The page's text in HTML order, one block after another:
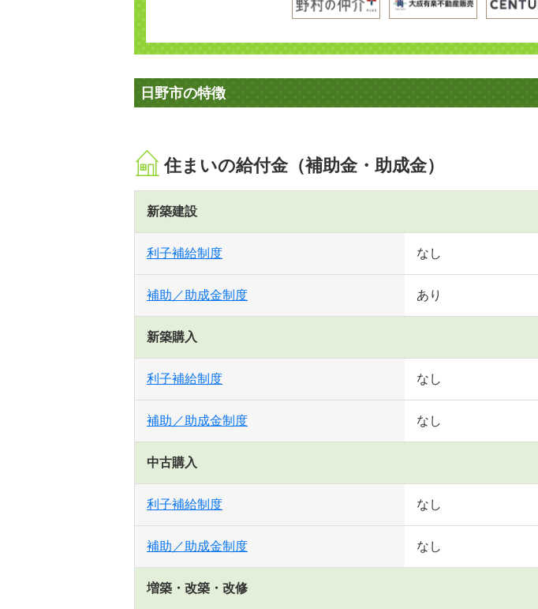
日野市の特徴
住まいの給付金（補助金・助成金）
新築建設
利子補給制度 なし
補助／助成金制度 あり
新築購入
利子補給制度 なし
補助／助成金制度 なし
中古購入
利子補給制度 なし
補助／助成金制度 なし
増築・改築・改修